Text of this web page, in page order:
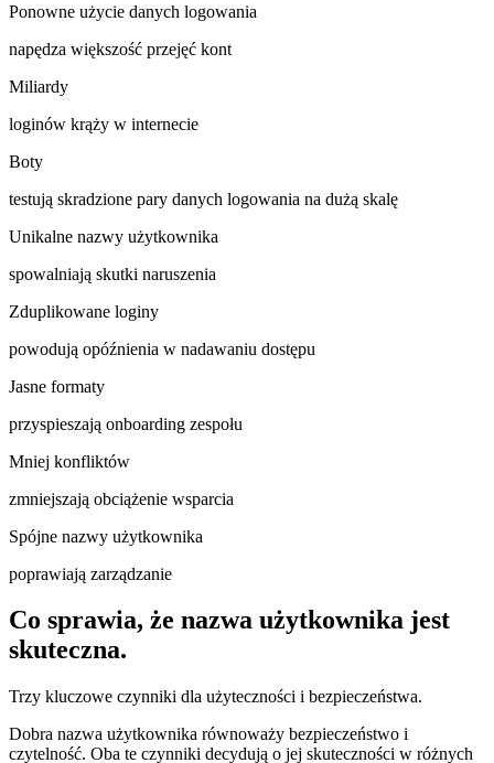
Ponowne użycie danych logowania
napędza większość przejęć kont
Miliardy
loginów krąży w internecie
Boty
testują skradzione pary danych logowania na dużą skalę
Unikalne nazwy użytkownika
spowalniają skutki naruszenia
Zduplikowane loginy
powodują opóźnienia w nadawaniu dostępu
Jasne formaty
przyspieszają onboarding zespołu
Mniej konfliktów
zmniejszają obciążenie wsparcia
Spójne nazwy użytkownika
poprawiają zarządzanie
Co sprawia, że nazwa użytkownika jest
skuteczna.
Trzy kluczowe czynniki dla użyteczności i bezpieczeństwa.
Dobra nazwa użytkownika równoważy bezpieczeństwo i
czytelność. Oba te czynniki decydują o jej skuteczności w różnych